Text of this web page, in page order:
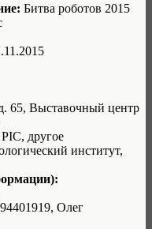
Битва роботов 2015
65, Выставочный центр
другое
институт,
Олег